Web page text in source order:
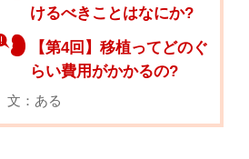
けるべきことはなにか?
【第4回】移植ってどのぐ
らい費用がかかるの?
文：ある